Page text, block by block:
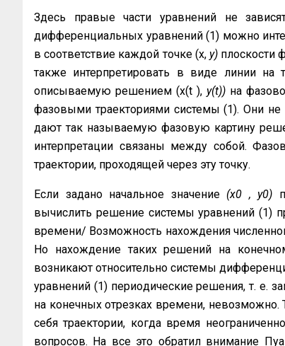
Здесь правые части уравнений не
дифференциальных уравнений (1) можно
в соответствие каждой точке (х, у)плоскости
также интерпретиро­вать в виде линии
описываемую решением (х(t ), y(t)) на
фазовыми траектори­ями системы (1). Они
дают так называемую фазовую картину
интерпретации связаны между собой.
траектории, проходящей через эту точку.
Если задано начальное значение (x0 , у0)
вычислить решение системы урав­нений (1)
времени/ Возможность нахождения
Но нахождение таких решений на
возникают относительно системы
уравнений (1) перио­дические решения, т. е.
на конечных отрезках времени,
себя траектории, когда время
вопросов. На все это обратил внимание